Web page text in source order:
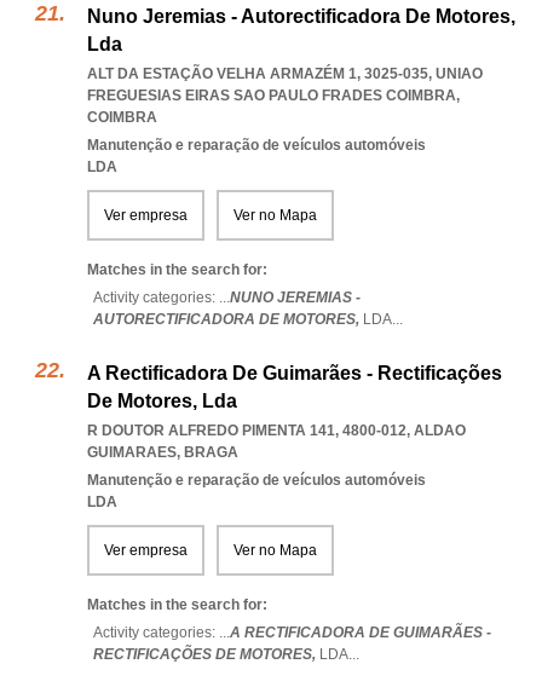
Nuno Jeremias - Autorectificadora De Motores,
Lda
ALT DA ESTAÇÃO VELHA ARMAZÉM 1, 3025-035, UNIAO
FREGUESIAS EIRAS SAO PAULO FRADES COIMBRA,
COIMBRA
Manutenção e reparação de veículos automóveis
LDA
Ver empresa Ver no Mapa
Matches in the search for:
Activity categories: ...NUNO JEREMIAS -
AUTORECTIFICADORA DE MOTORES, LDA...
A Rectificadora De Guimarães - Rectificações
De Motores, Lda
R DOUTOR ALFREDO PIMENTA 141, 4800-012, ALDAO
GUIMARAES, BRAGA
Manutenção e reparação de veículos automóveis
LDA
Ver empresa Ver no Mapa
Matches in the search for:
Activity categories: ...A RECTIFICADORA DE GUIMARÃES -
RECTIFICAÇÕES DE MOTORES, LDA...